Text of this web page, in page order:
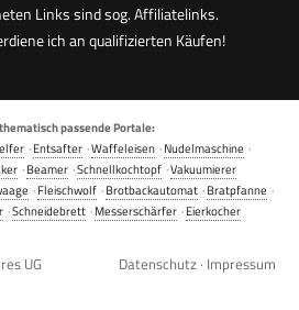
Links sind sog. Affiliatelinks.
ich an qualifizierten Käufen!
passende Portale:
·Entsafter ·Waffeleisen ·Nudelmaschine ·
·Beamer ·Schnellkochtopf ·Vakuumierer
·Fleischwolf ·Brotbackautomat ·Bratpfanne ·
·Schneidebrett ·Messerschärfer ·Eierkocher
UG Datenschutz · Impressum